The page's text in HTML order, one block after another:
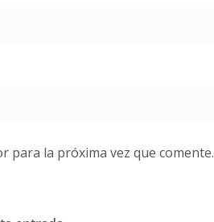
para la próxima vez que comente.